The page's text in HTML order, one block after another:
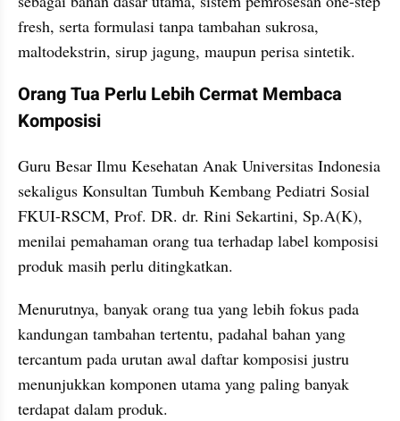
fresh, serta formulasi tanpa tambahan sukrosa,
maltodekstrin, sirup jagung, maupun perisa sintetik.
Orang Tua Perlu Lebih Cermat Membaca
Komposisi
Guru Besar Ilmu Kesehatan Anak Universitas Indonesia
sekaligus Konsultan Tumbuh Kembang Pediatri Sosial
FKUI-RSCM, Prof. DR. dr. Rini Sekartini, Sp.A(K),
menilai pemahaman orang tua terhadap label komposisi
produk masih perlu ditingkatkan.
Menurutnya, banyak orang tua yang lebih fokus pada
kandungan tambahan tertentu, padahal bahan yang
tercantum pada urutan awal daftar komposisi justru
menunjukkan komponen utama yang paling banyak
terdapat dalam produk.